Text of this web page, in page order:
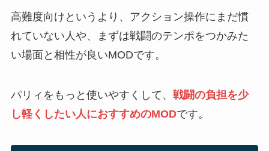
高難度向けというより、アクション操作にまだ慣
れていない人や、まずは戦闘のテンポをつかみた
い場面と相性が良いMODです。
パリィをもっと使いやすくして、 戦闘の負担を少
し軽くしたい人におすすめのMODです。